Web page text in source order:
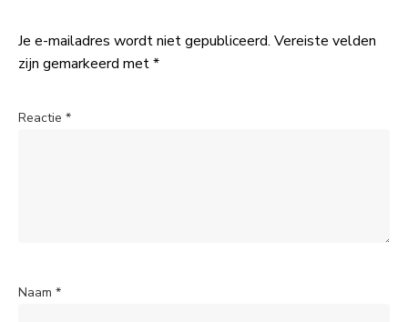
Je e-mailadres wordt niet gepubliceerd. Vereiste velden
zijn gemarkeerd met*
Reactie *
Naam *